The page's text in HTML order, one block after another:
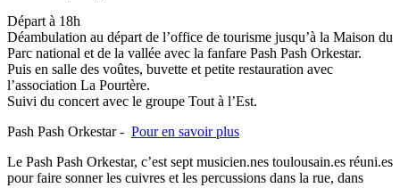
Départ à 18h
Déambulation au départ de l’office de tourisme jusqu’à la Maison du
Parc national et de la vallée avec la fanfare Pash Pash Orkestar.
Puis en salle des voûtes, buvette et petite restauration avec
l’association La Pourtère.
Suivi du concert avec le groupe Tout à l’Est.
Pash Pash Orkestar - Pour en savoir plus
Le Pash Pash Orkestar, c’est sept musicien.nes toulousain.es réuni.es
pour faire sonner les cuivres et les percussions dans la rue, dans